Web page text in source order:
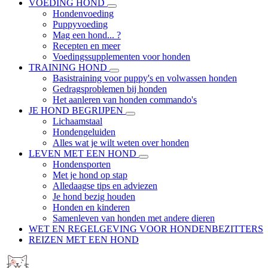
VOEDING HOND
Hondenvoeding
Puppyvoeding
Mag een hond... ?
Recepten en meer
Voedingssupplementen voor honden
TRAINING HOND
Basistraining voor puppy's en volwassen honden
Gedragsproblemen bij honden
Het aanleren van honden commando's
JE HOND BEGRIJPEN
Lichaamstaal
Hondengeluiden
Alles wat je wilt weten over honden
LEVEN MET EEN HOND
Hondensporten
Met je hond op stap
Alledaagse tips en adviezen
Je hond bezig houden
Honden en kinderen
Samenleven van honden met andere dieren
WET EN REGELGEVING VOOR HONDENBEZITTERS
REIZEN MET EEN HOND